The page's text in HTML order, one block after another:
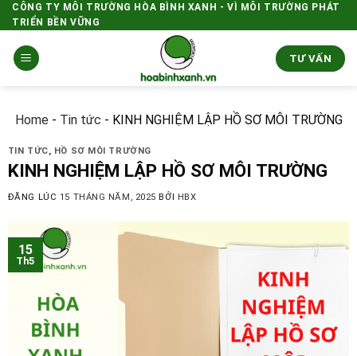
Skip
to
content
CÔNG TY MÔI TRƯỜNG HÒA BÌNH XANH - VÌ MÔI TRƯỜNG PHÁT
TRIỂN BỀN VỮNG
TƯ VẤN
Home- Tin tức - KINH NGHIỆM LẬP HỒ SƠ MÔI TRƯỜNG
TIN TỨC, HỒ SƠ MÔI TRƯỜNG
KINH NGHIỆM LẬP HỒ SƠ MÔI TRƯỜNG
ĐĂNG LÚC 15 THÁNG NĂM, 2025 BỞI HBX
15
Th5